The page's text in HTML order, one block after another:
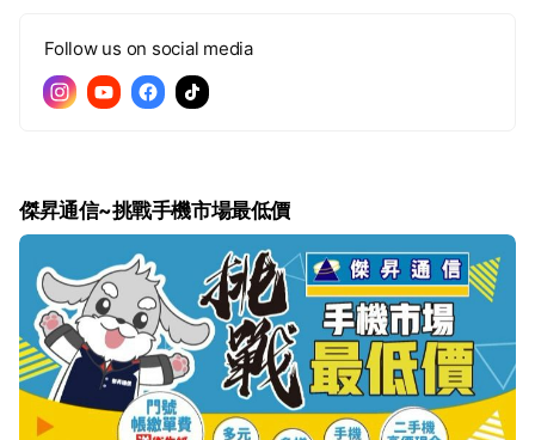
Follow us on social media
傑昇通信~挑戰手機市場最低價